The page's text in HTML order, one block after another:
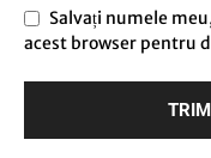
Salvați numele
acest browser pentru